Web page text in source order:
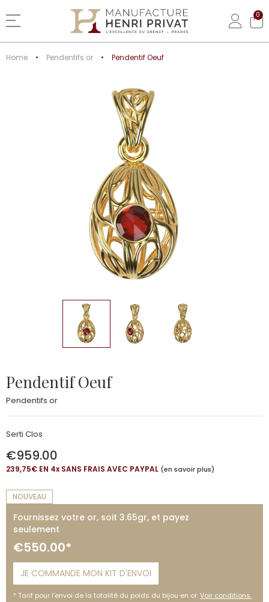
Basculer la navigation
0
Home Pendentifs or Pendentif Oeuf
Pendentif Oeuf
Pendentifs or
Serti Clos
€959.00
239,75€ EN 4xSANS FRAIS AVEC PAYPAL (en savoir plus)
NOUVEAU
Fournissez votre or, soit 3.65gr, et payez
seulement
€550.00*
Tarif pour l’envoi de la totalité du poids du bijou en or.Voir conditions.
JE COMMANDE MON KIT D'ENVOI